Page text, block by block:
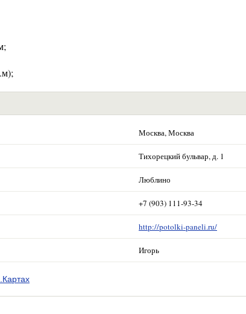
Москва, Москва
Тихорецкий бульвар, д. 1
Люблино
+7 (903) 111-93-34
http://potolki-paneli.ru/
Игорь